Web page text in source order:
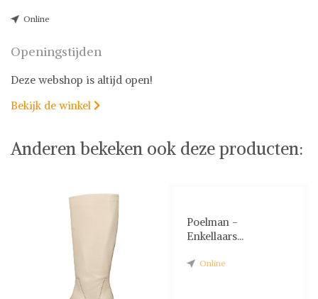
Online
Openingstijden
Deze webshop is altijd open!
Bekijk de winkel 
Anderen bekeken ook deze producten:
Poelman -
Enkellaars...
Online